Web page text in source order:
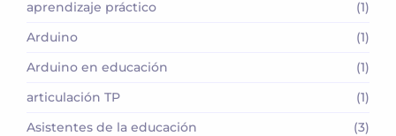
aprendizaje práctico
(1)
Arduino
(1)
Arduino en educación
(1)
articulación TP
(1)
Asistentes de la educación
(3)